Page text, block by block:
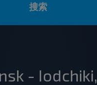
搜索
- Iodchiki,